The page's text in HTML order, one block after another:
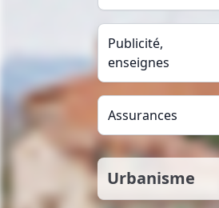
Publicité,
enseignes
Assurances
Urbanisme